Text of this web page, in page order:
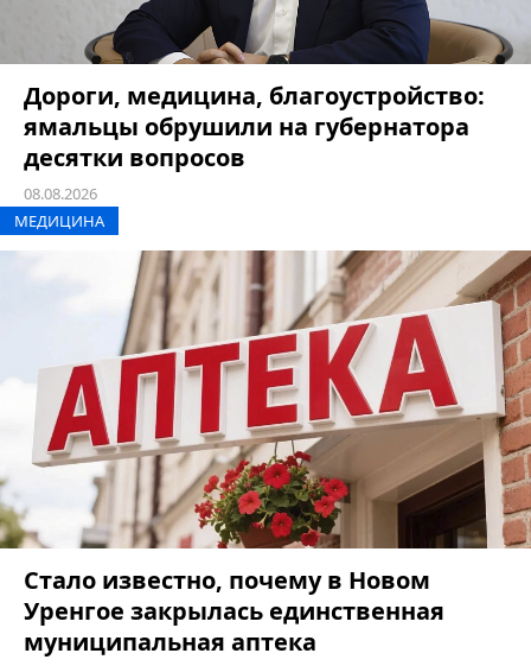
Дороги, медицина, благоустройство:
ямальцы обрушили на губернатора
десятки вопросов
08.08.2026
МЕДИЦИНА
Стало известно, почему в Новом
Уренгое закрылась единственная
муниципальная аптека